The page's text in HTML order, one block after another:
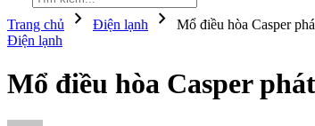
Trang chủ chevron_right Điện lạnh chevron_right
Mổ điều hòa Casper
Điện lạnh
Mổ điều hòa Casper